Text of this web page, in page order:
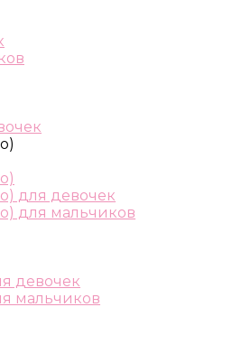
для девочек
для мальчиков
девочек
мальчиков